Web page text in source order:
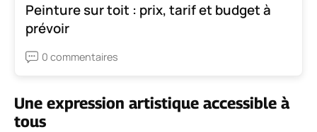
Peinture sur toit : prix, tarif et budget à
prévoir
0 commentaires
Une expression artistique accessible à
tous